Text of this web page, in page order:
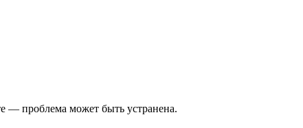
— проблема может быть устранена.